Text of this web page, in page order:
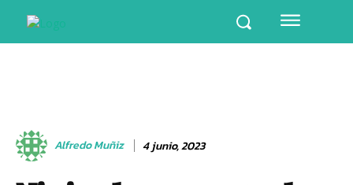
Alfredo Muñiz 4 junio, 2023